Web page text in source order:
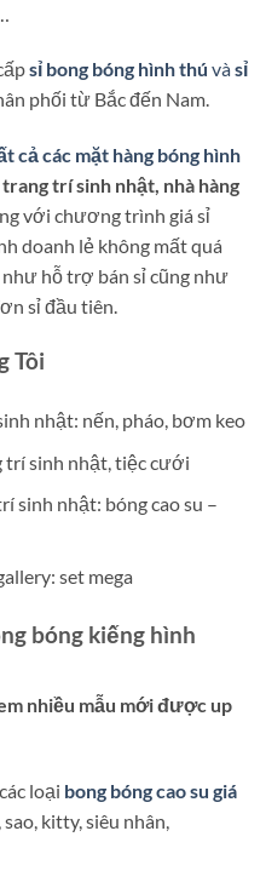
sỉ bong bóng hình thú vàsỉ
phối từ Bắc đến Nam.
cả các mặt hàng bóng hình
trí sinh nhật, nhà hàng
với chương trình giá sỉ
doanh lẻ không mất quá
hỗ trợ bán sỉ cũng như
sỉ đầu tiên.
Tôi
nhật: nến, pháo, bơm keo
trí sinh nhật, tiệc cưới
sinh nhật: bóng cao su –
set mega
bóng kiếng hình
nhiều mẫu mới được up
loại bong bóng cao su giá
kitty, siêu nhân,